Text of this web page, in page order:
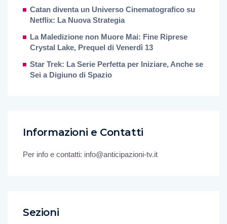
Catan diventa un Universo Cinematografico su
Netflix: La Nuova Strategia
La Maledizione non Muore Mai: Fine Riprese
Crystal Lake, Prequel di Venerdì 13
Star Trek: La Serie Perfetta per Iniziare, Anche se
Sei a Digiuno di Spazio
Informazioni e Contatti
Per info e contatti: info@anticipazioni-tv.it
Sezioni